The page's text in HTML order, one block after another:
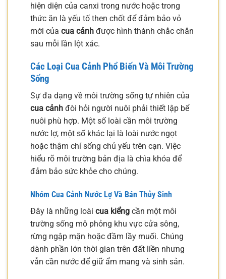
hiện diện của canxi trong nước hoặc trong
thức ăn là yếu tố then chốt để đảm bảo vỏ
mới của cua cảnh được hình thành chắc chắn
sau mỗi lần lột xác.
Các Loại Cua Cảnh Phổ Biến Và Môi Trường
Sống
Sự đa dạng về môi trường sống tự nhiên của
cua cảnh đòi hỏi người nuôi phải thiết lập bể
nuôi phù hợp. Một số loài cần môi trường
nước lợ, một số khác lại là loài nước ngọt
hoặc thậm chí sống chủ yếu trên cạn. Việc
hiểu rõ môi trường bản địa là chìa khóa để
đảm bảo sức khỏe cho chúng.
Nhóm Cua Cảnh Nước Lợ Và Bán Thủy Sinh
Đây là những loài cua kiểng cần một môi
trường sống mô phỏng khu vực cửa sông,
rừng ngập mặn hoặc đầm lầy muối. Chúng
dành phần lớn thời gian trên đất liền nhưng
vẫn cần nước để giữ ẩm mang và sinh sản.